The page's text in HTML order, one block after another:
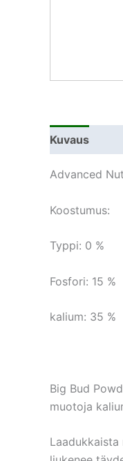
Kuvaus
Advanced
Koostumus:
Typpi: 0 %
Fosfori: 15 %
kalium: 35 %
Big Bud
muotoja